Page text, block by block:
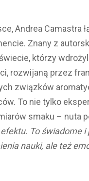
Andrea Camastra
Znany z
którzy
rozwijaną przez
związków
To nie tylko
smaku – nuta
To świadome
nauki, ale też